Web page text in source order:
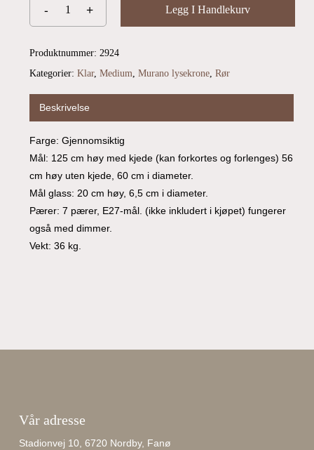
Legg I Handlekurv
Produktnummer: 2924
Kategorier: Klar, Medium, Murano lysekrone, Rør
Beskrivelse
Farge: Gjennomsiktig
Mål: 125 cm høy med kjede (kan forkortes og forlenges) 56
cm høy uten kjede, 60 cm i diameter.
Mål glass: 20 cm høy, 6,5 cm i diameter.
Pærer: 7 pærer, E27-mål. (ikke inkludert i kjøpet) fungerer
også med dimmer.
Vekt: 36 kg.
Vår adresse
Stadionvej 10, 6720 Nordby, Fanø